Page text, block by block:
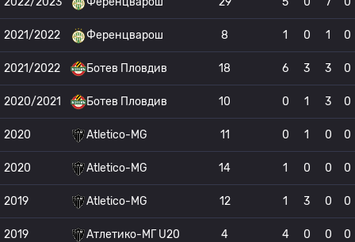
2021/2022 Ференцварош 8 1 0 1 0
2021/2022 Ботев Пловдив 18 6 3 3 0
2020/2021 Ботев Пловдив 10 0 1 3 0
2020 Atletico-MG 11 0 1 0 0
2020 Atletico-MG 14 1 0 0 0
2019 Atletico-MG 12 1 3 0 0
2019 Атлетико-МГ U20 4 4 0 0 0